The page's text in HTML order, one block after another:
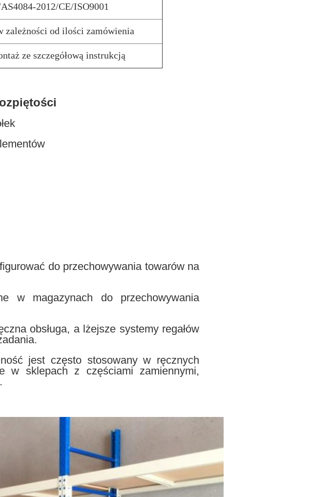
2012/CE/ISO9001
zależności od ilości zamówienia
ze szczegółową instrukcją
do przechowywania towarów na
w magazynach do przechowywania
obsługa, a lżejsze systemy regałów
jest często stosowany w ręcznych
w sklepach z częściami zamiennymi,